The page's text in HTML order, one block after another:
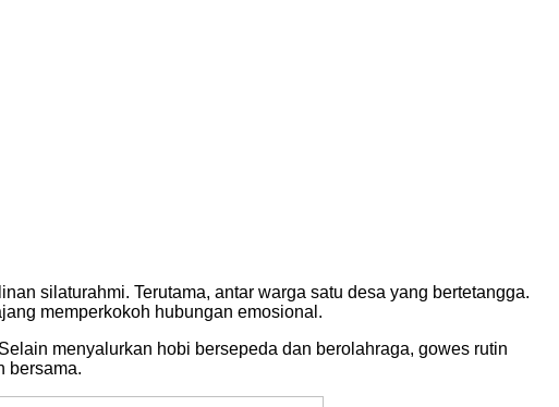
silaturahmi. Terutama, antar warga satu desa yang bertetangga.
memperkokoh hubungan emosional.
menyalurkan hobi bersepeda dan berolahraga, gowes rutin
bersama.